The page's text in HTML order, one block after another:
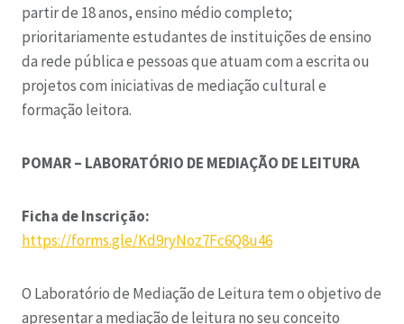
partir de 18 anos, ensino médio completo;
prioritariamente estudantes de instituições de ensino
da rede pública e pessoas que atuam com a escrita ou
projetos com iniciativas de mediação cultural e
formação leitora.
POMAR – LABORATÓRIO DE MEDIAÇÃO DE LEITURA
Ficha de Inscrição:
https://forms.gle/Kd9ryNoz7Fc6Q8u46
O Laboratório de Mediação de Leitura tem o objetivo de
apresentar a mediação de leitura no seu conceito